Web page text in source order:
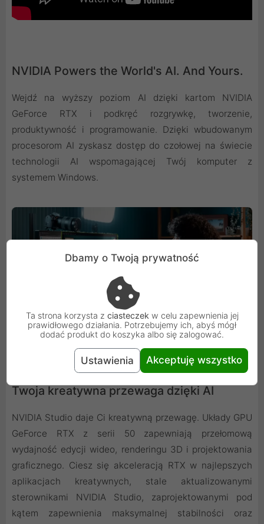
NVIDIA Powers the World's AI. And Yours.
Wejdź na wyższy poziom AI dzięki kartom NVIDIA
GeForce RTX i podkręć rozgrywkę, tworzenie,
produktywność i programowanie. Dzięki wbudowanym
procesorom AI zyskasz dostęp do czołowej na świecie
technologii AI wspomagającej Twój komputer z
systemem Windows.
Twoja kreatywna przewaga dzięki AI
NVIDIA Studio daje Ci kreatywną przewagę. Układy GPU
GeForce RTX z serii 50 zapewniają przełomową
wydajność edycji wideo, renderingu 3D i projektowania
graficznego. Ciesz się akceleracją RTX w najlepszych
aplikacjach kreatywnych, stale aktualizowanymi
sterownikami NVIDIA Studio, zaprojektowanymi pod
kątem zapewnienia maksymalnej stabilności oraz
Dbamy o Twoją prywatność
Ta strona korzysta z ciasteczek w celu zapewnienia jej
prawidłowego działania. Potrzebujemy ich, abyś mógł
dodać produkt do koszyka albo się zalogować.
Ustawienia Akceptuję wszystko